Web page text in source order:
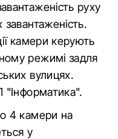
руху
камери керують
режимі задля
вулицях.
"Інформатика".
4 камери на
у